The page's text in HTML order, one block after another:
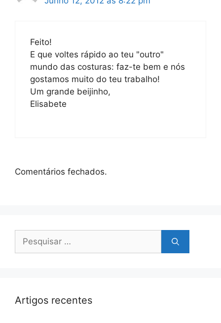
Feito!
E que voltes rápido ao teu "outro"
mundo das costuras: faz-te bem e nós
gostamos muito do teu trabalho!
Um grande beijinho,
Elisabete
Comentários fechados.
Pesquisar
Artigos recentes